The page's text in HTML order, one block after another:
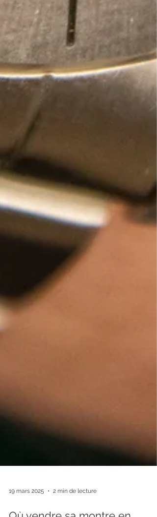
19 mars 2025 2 min de lecture